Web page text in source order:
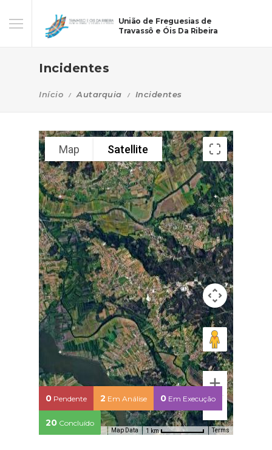
União de Freguesias de
Travassô e Óis Da Ribeira
Incidentes
Início Autarquia Incidentes
Map Satellite
Map Data 1 km Terms
0 Pendente 2 Em Análise 0 Em Execução
20 Concluído